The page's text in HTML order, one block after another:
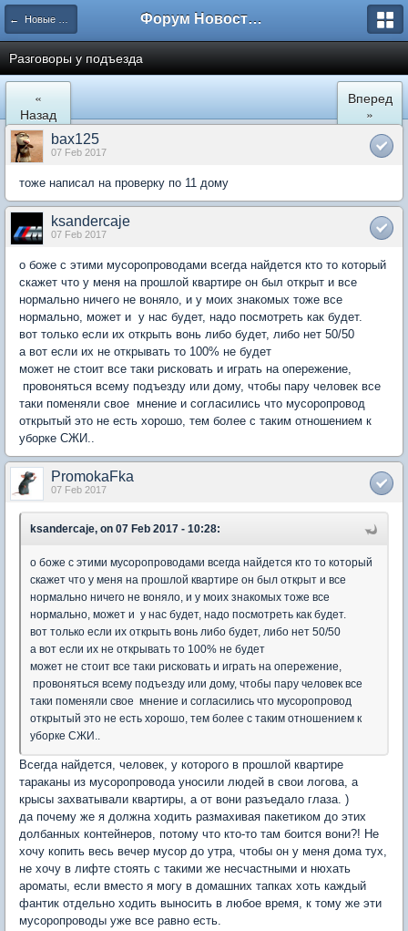
← Новые Водники Форум Новостройки
Разговоры у подъезда
«
Назад
Вперед
»
bax125
07 Feb 2017
тоже написал на проверку по 11 дому
ksandercaje
07 Feb 2017
о боже с этими мусоропроводами всегда найдется кто то который
скажет что у меня на прошлой квартире он был открыт и все
нормально ничего не воняло, и у моих знакомых тоже все
нормально, может и у нас будет, надо посмотреть как будет.
вот только если их открыть вонь либо будет, либо нет 50/50
а вот если их не открывать то 100% не будет
может не стоит все таки рисковать и играть на опережение,
провоняться всему подъезду или дому, чтобы пару человек все
таки поменяли свое мнение и согласились что мусоропровод
открытый это не есть хорошо, тем более с таким отношением к
уборке СЖИ..
PromokaFka
07 Feb 2017
ksandercaje, on 07 Feb 2017 - 10:28:
о боже с этими мусоропроводами всегда найдется кто то который
скажет что у меня на прошлой квартире он был открыт и все
нормально ничего не воняло, и у моих знакомых тоже все
нормально, может и у нас будет, надо посмотреть как будет.
вот только если их открыть вонь либо будет, либо нет 50/50
а вот если их не открывать то 100% не будет
может не стоит все таки рисковать и играть на опережение,
провоняться всему подъезду или дому, чтобы пару человек все
таки поменяли свое мнение и согласились что мусоропровод
открытый это не есть хорошо, тем более с таким отношением к
уборке СЖИ..
Всегда найдется, человек, у которого в прошлой квартире
тараканы из мусоропровода уносили людей в свои логова, а
крысы захватывали квартиры, а от вони разъедало глаза. )
да почему же я должна ходить размахивая пакетиком до этих
долбанных контейнеров, потому что кто-то там боится вони?! Не
хочу копить весь вечер мусор до утра, чтобы он у меня дома тух,
не хочу в лифте стоять с такими же несчастными и нюхать
ароматы, если вместо я могу в домашних тапках хоть каждый
фантик отдельно ходить выносить в любое время, к тому же эти
мусоропроводы уже все равно есть.